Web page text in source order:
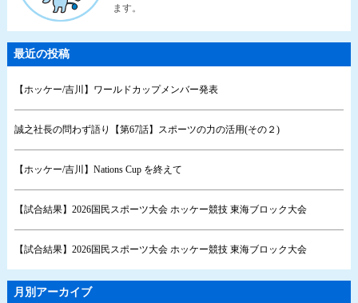
ます。
最近の投稿
【ホッケー/吉川】ワールドカップメンバー発表
誠之社長の問わず語り【第67話】スポーツの力の活用(その２)
【ホッケー/吉川】Nations Cup を終えて
【試合結果】2026国民スポーツ大会 ホッケー競技 東海ブロック大会
【試合結果】2026国民スポーツ大会 ホッケー競技 東海ブロック大会
月別アーカイブ